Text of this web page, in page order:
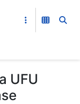
UFU